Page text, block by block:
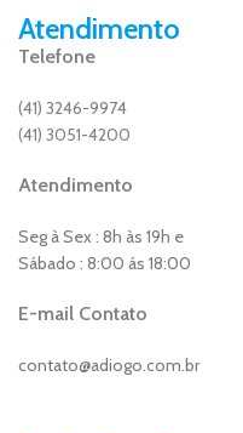
Atendimento
Telefone
(41) 3246-9974
(41) 3051-4200
Atendimento
Seg à Sex : 8h às 19h e
Sábado : 8:00 ás 18:00
E-mail Contato
contato@adiogo.com.br